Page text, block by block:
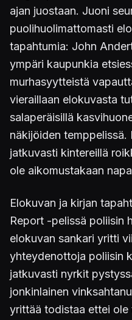
ajan juostaan. Juoni
puolihuolimattomasti
tapahtumia: John
ympäri kaupunkia
murhasyytteistä
vieraillaan elokuvasta
salaperäisillä
näkijöiden temppelissä.
jatkuvasti kintereillä
ole aikomustakaan
Elokuvan ja kirjan
Report -pelissä poliisin
elokuvan sankari yritti
yhteydenottoja poliisin
jatkuvasti nyrkit
jonkinlainen
yrittää todistaa ettei